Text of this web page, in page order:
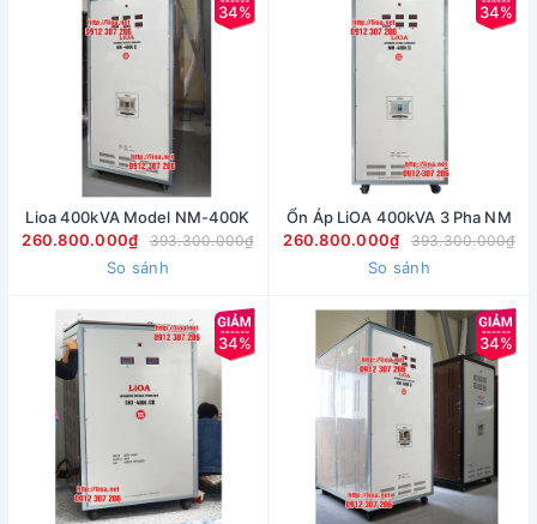
34%
Lioa 400kVA Model NM-400K
260.800.000₫
393.300.000₫
So sánh
34%
Ổn Áp LiOA 400kVA 3 Pha NM
260.800.000₫
393.300.000₫
So sánh
34% 34%